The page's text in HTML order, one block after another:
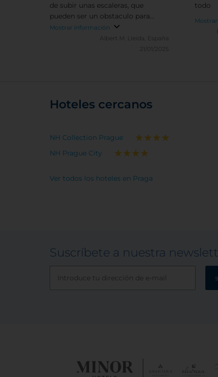
de subir unas escaleras, que
pueden ser un obstaculo para
personas con movilidad reducida.
(probablemente lo tengan resuelto
de alguna forma). Hall / Bar muy
Opera, de la estacion de Tren , i de
turistica.
Mostrar información
Albert M.
Lleida, España
21/01/2025
todo
Hoteles cercanos
NH Collection Prague
NH Prague City
Ver todos los hoteles en Praga
Suscríbete a nuestra